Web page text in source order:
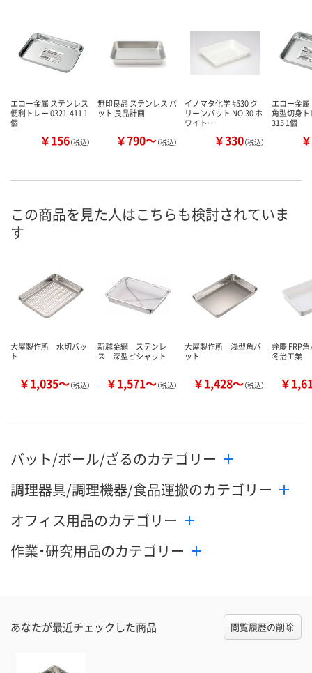
エコー金属 ステンレス
便利トレー 0321-411 1
個
￥156（税込）
無印良品 ステンレス バ
ット 良品計画
￥790～（税込）
イノマタ化学 #530 ク
リーンバット NO.30 ホ
ワイト…
￥330（税込）
エコー金
角型切身ト
315 1個
この商品を見た人はこちらも検討されていま
す
大屋製作所 水切バッ
ト
￥1,035～（税込）
新越金網 ステンレ
ス 深型ピシャット
￥1,571～（税込）
大屋製作所 浅型角バ
ット
￥1,428～（税込）
弁慶 FRP
冬治工業
￥
バット/ボール/ざるのカテゴリー
調理器具/調理機器/食品運搬のカテゴリー
オフィス用品のカテゴリー
作業・研究用品のカテゴリー
あなたが最近チェックした商品 閲覧履歴の削除